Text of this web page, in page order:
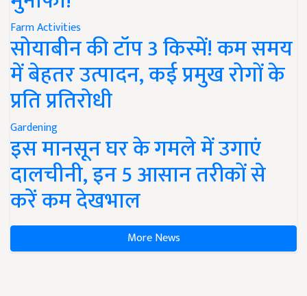
Farm Activities
सोयाबीन की टॉप 3 किस्में! कम समय
में बेहतर उत्पादन, कई प्रमुख रोगों के
प्रति प्रतिरोधी
Gardening
इस मानसून घर के गमले में उगाएं
दालचीनी, इन 5 आसान तरीकों से
करें कम देखभाल
More News